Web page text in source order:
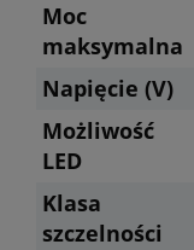
Moc
maksymalna
Napięcie (V)
Możliwość
LED
Klasa
szczelności